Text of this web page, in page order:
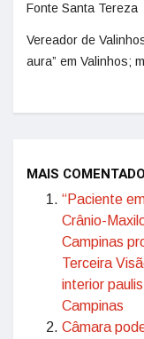
Fonte Santa Tereza
Vereador de
aura” em Valinhos;
MAIS
“Paciente
Crânio-
Campinas
Terceira
interior
Campinas
Câmara